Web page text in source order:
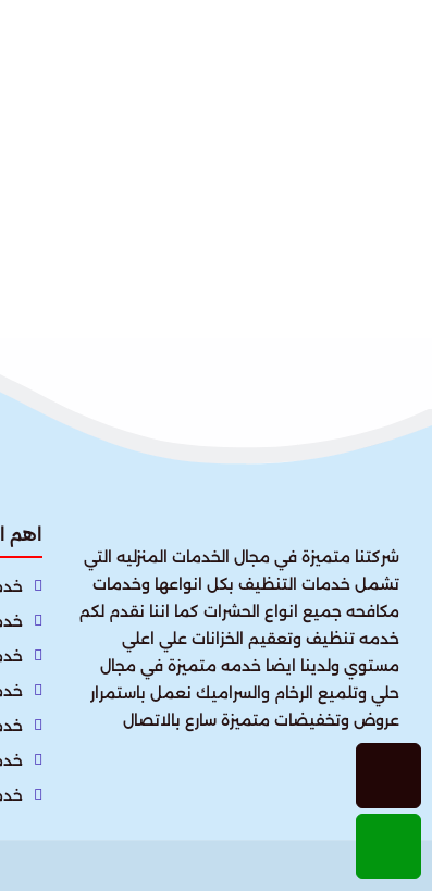
شركتنا متميزة في مجال الخدمات المنزليه التي
تشمل خدمات التنظيف بكل انواعها وخدمات
مكافحه جميع انواع الحشرات كما اننا نقدم لكم
خدمه تنظيف وتعقيم الخزانات علي اعلي
مستوي ولدينا ايضا خدمه متميزة في مجال
حلي وتلميع الرخام والسراميك نعمل باستمرار
عروض وتخفيضات متميزة سارع بالاتصال
اهم